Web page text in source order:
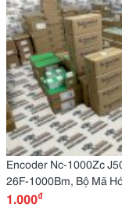
Rỗng Đường Kính
58Mm100 Xung
Encoder Nc-1000Zc
26F-1000Bm, Bộ Mã
Baumer Ch-8501 Bmmh
1.000₫